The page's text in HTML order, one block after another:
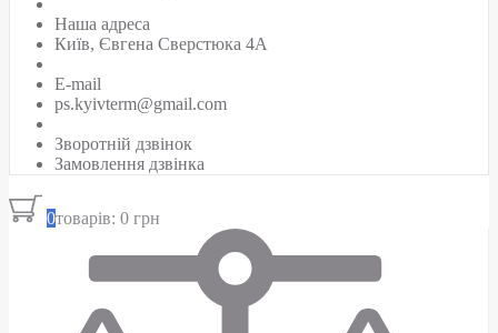
Наша адреса
Київ, Євгена Сверстюка 4А
E-mail
ps.kyivterm@gmail.com
Зворотній дзвінок
Замовлення дзвінка
0товарів: 0 грн